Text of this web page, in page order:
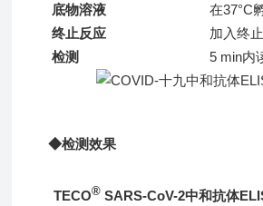
底物溶液
在37°C
终止反应
加入终
检测
5 min内
◆检测效果
TECO® SARS-CoV-2中和抗体